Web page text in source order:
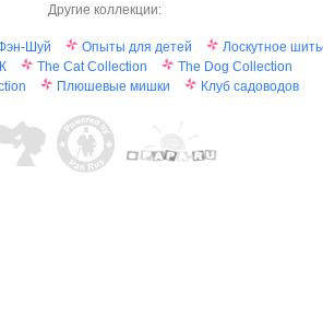
Другие коллекции:
Шуй Опыты для детей
Лоскутное
The Cat Collection
The Dog Collection
Плюшевые мишки Клуб садоводов